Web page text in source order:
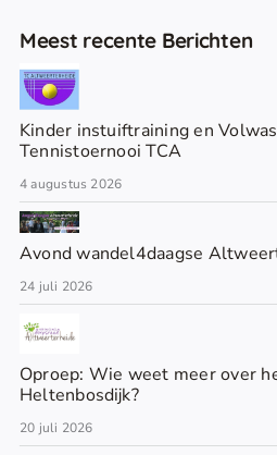
Meest recente Berichten
Kinder instuiftraining en
Tennistoernooi TCA
4 augustus 2026
Avond wandel4daagse
24 juli 2026
Oproep: Wie weet meer over
Heltenbosdijk?
20 juli 2026